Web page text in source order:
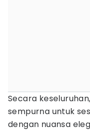
Secara
sempurna untuk
dengan nuansa